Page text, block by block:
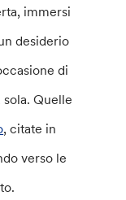
immersi
desiderio
di
Quelle
, citate in
verso le